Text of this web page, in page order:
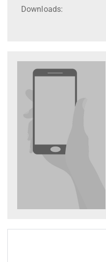
Downloads: